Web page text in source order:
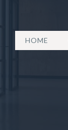
HOME